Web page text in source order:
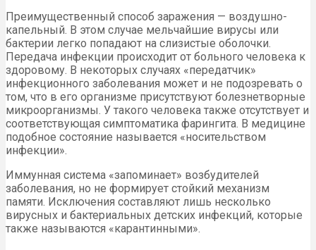
Преимущественный способ заражения — воздушно-
капельный. В этом случае мельчайшие вирусы или
бактерии легко попадают на слизистые оболочки.
Передача инфекции происходит от больного человека к
здоровому. В некоторых случаях «передатчик»
инфекционного заболевания может и не подозревать о
том, что в его организме присутствуют болезнетворные
микроорганизмы. У такого человека также отсутствует и
соответствующая симптоматика фарингита. В медицине
подобное состояние называется «носительством
инфекции».
Иммунная система «запоминает» возбудителей
заболевания, но не формирует стойкий механизм
памяти. Исключения составляют лишь несколько
вирусных и бактериальных детских инфекций, которые
также называются «карантинными».